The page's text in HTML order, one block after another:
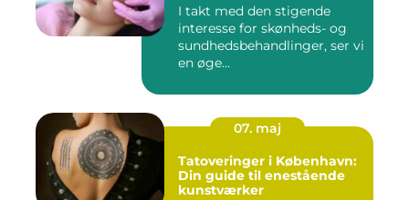
I takt med den stigende
interesse for skønheds- og
sundhedsbehandlinger, ser vi
en øge...
07. maj
Tatoveringer i København:
Din guide til enestående
kunstværker